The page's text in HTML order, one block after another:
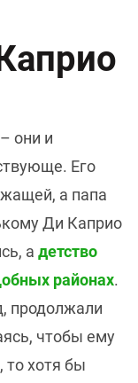
они и
Его
а папа
Ди Каприо
а детство
районах.
продолжали
чтобы ему
то хотя бы